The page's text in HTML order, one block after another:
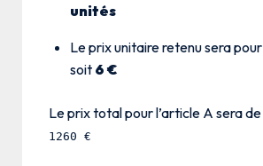
unités
Le prix unitaire retenu sera pour
soit 6 €
Le prix total pour l’article A sera de
1260 €